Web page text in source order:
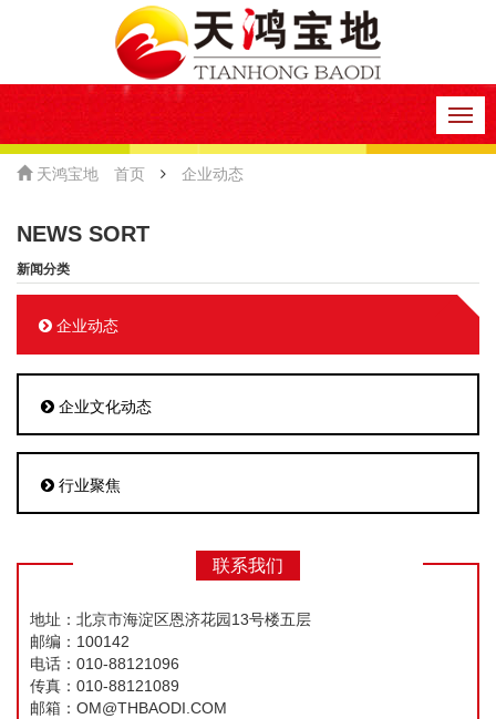
天鸿宝地
首页 企业动态
NEWS SORT
新闻分类
企业动态
企业文化动态
行业聚焦
联系我们
地址：北京市海淀区恩济花园13号楼五层
邮编：100142
电话：010-88121096
传真：010-88121089
邮箱：OM@THBAODI.COM